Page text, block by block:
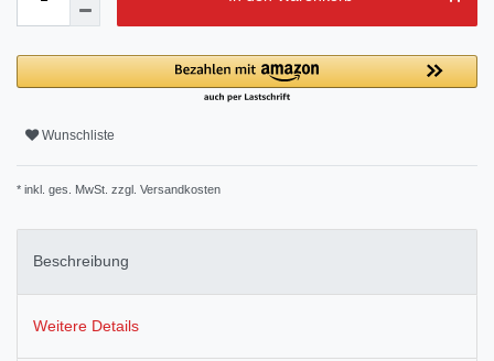
Wunschliste
* inkl. ges. MwSt. zzgl. Versandkosten
Beschreibung
Weitere Details